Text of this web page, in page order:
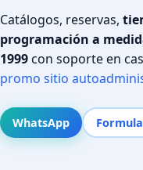
Catálogos, reservas,
programación a
1999con soporte en
promo sitio
WhatsApp